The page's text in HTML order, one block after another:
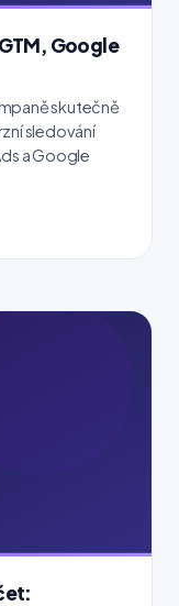
Google
skutečně
sledování
a Google